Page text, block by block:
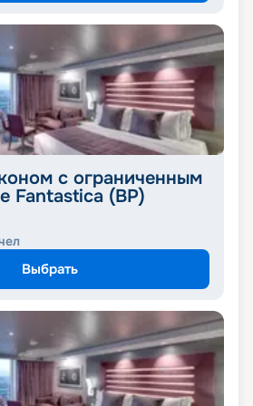
с ограниченным
Fantastica (BP)
Выбрать